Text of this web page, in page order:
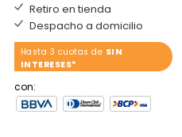
Retiro en tienda
Despacho a domicilio
Hasta 3 cuotas de SIN
INTERESES*
con: